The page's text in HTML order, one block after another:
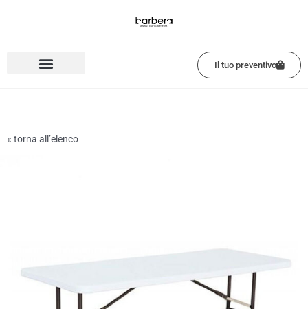
Il tuo preventivo
« torna all’elenco